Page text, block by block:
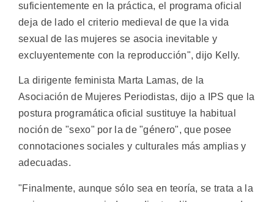
suficientemente en la práctica, el programa oficial
deja de lado el criterio medieval de que la vida
sexual de las mujeres se asocia inevitable y
excluyentemente con la reproducción", dijo Kelly.
La dirigente feminista Marta Lamas, de la
Asociación de Mujeres Periodistas, dijo a IPS que la
postura programática oficial sustituye la habitual
noción de "sexo" por la de "género", que posee
connotaciones sociales y culturales más amplias y
adecuadas.
"Finalmente, aunque sólo sea en teoría, se trata a la